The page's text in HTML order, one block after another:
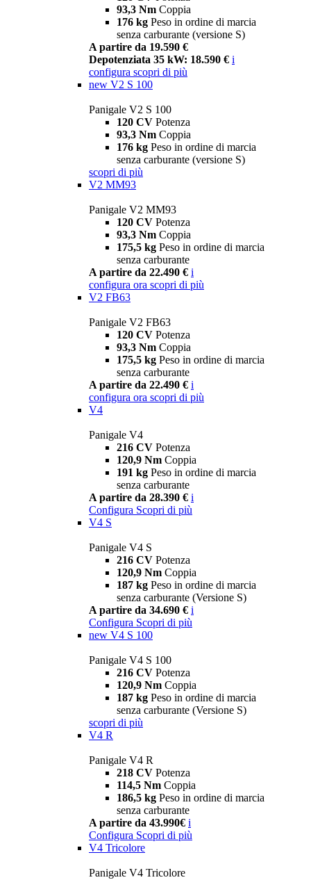
93,3 Nm Coppia
176 kg Peso in ordine di marcia
senza carburante (versione S)
A partire da 19.590 €
Depotenziata 35 kW: 18.590 € i
configura scopri di più
new V2 S 100
Panigale V2 S 100
120 CV Potenza
93,3 Nm Coppia
176 kg Peso in ordine di marcia
senza carburante (versione S)
scopri di più
V2 MM93
Panigale V2 MM93
120 CV Potenza
93,3 Nm Coppia
175,5 kg Peso in ordine di marcia
senza carburante
A partire da 22.490 € i
configura ora scopri di più
V2 FB63
Panigale V2 FB63
120 CV Potenza
93,3 Nm Coppia
175,5 kg Peso in ordine di marcia
senza carburante
A partire da 22.490 € i
configura ora scopri di più
V4
Panigale V4
216 CV Potenza
120,9 Nm Coppia
191 kg Peso in ordine di marcia
senza carburante
A partire da 28.390 € i
Configura Scopri di più
V4 S
Panigale V4 S
216 CV Potenza
120,9 Nm Coppia
187 kg Peso in ordine di marcia
senza carburante (Versione S)
A partire da 34.690 € i
Configura Scopri di più
new V4 S 100
Panigale V4 S 100
216 CV Potenza
120,9 Nm Coppia
187 kg Peso in ordine di marcia
senza carburante (Versione S)
scopri di più
V4 R
Panigale V4 R
218 CV Potenza
114,5 Nm Coppia
186,5 kg Peso in ordine di marcia
senza carburante
A partire da 43.990€ i
Configura Scopri di più
V4 Tricolore
Panigale V4 Tricolore